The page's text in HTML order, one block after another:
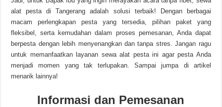
alat pesta di Tangerang adalah solusi terbaik! Dengan berbagai
macam perlengkapan pesta yang tersedia, pilihan paket yang
fleksibel, serta kemudahan dalam proses pemesanan, Anda dapat
berpesta dengan lebih menyenangkan dan tanpa stres. Jangan ragu
untuk memanfaatkan layanan sewa alat pesta ini agar pesta Anda
menjadi momen yang tak terlupakan. Sampai jumpa di artikel
menarik lainnya!
Informasi dan Pemesanan